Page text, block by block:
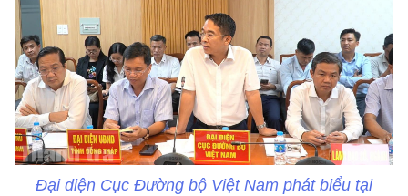
Đại diện Cục Đường bộ Việt Nam phát biểu tại